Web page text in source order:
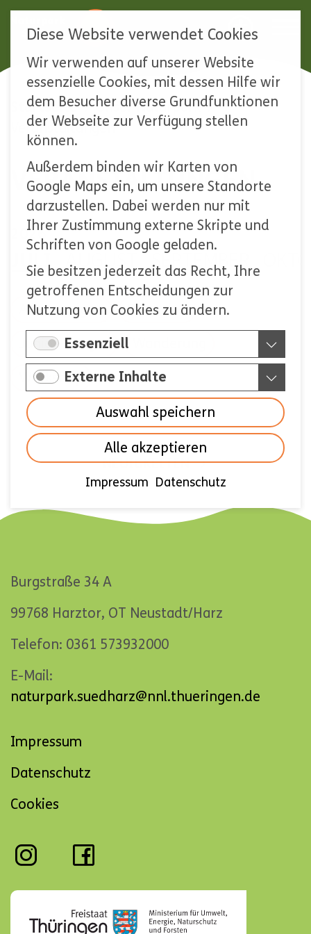
Diese Website verwendet Cookies
Wir verwenden auf unserer Website
essenzielle Cookies, mit dessen Hilfe wir
dem Besucher diverse Grundfunktionen
der Webseite zur Verfügung stellen
können.
Außerdem binden wir Karten von
Google Maps ein, um unsere Standorte
darzustellen. Dabei werden nur mit
Ihrer Zustimmung externe Skripte und
Schriften von Google geladen.
Sie besitzen jederzeit das Recht, Ihre
getroffenen Entscheidungen zur
Nutzung von Cookies zu ändern.
Essenziell
Externe Inhalte
Auswahl speichern
Alle akzeptieren
Impressum Datenschutz
Navigation
überspringen
Startseite
Unser Naturpark
Veranstaltungen
VERANSTALTUNGEN
2026
JULI AUGUST SEPTEMBER
Alle anzeigen Exkursion
Junior-Ranger
Workshop
NAVIGATION
ÜBERSPRINGEN
NEUIGKEITEN
Burgstraße 34 A
99768 Harztor, OT Neustadt/Harz
Telefon: 0361 573932000
E-Mail:
naturpark.suedharz@nnl.thueringen.de
Navigation
Impressum
Datenschutz
Cookies